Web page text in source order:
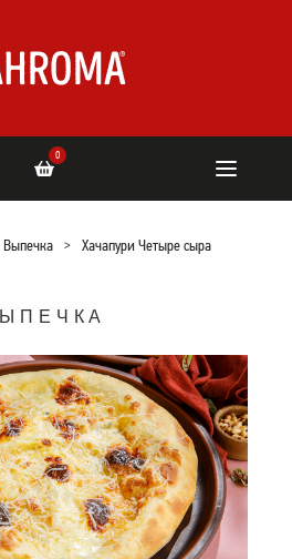
0
Выпечка > Хачапури Четыре сыра